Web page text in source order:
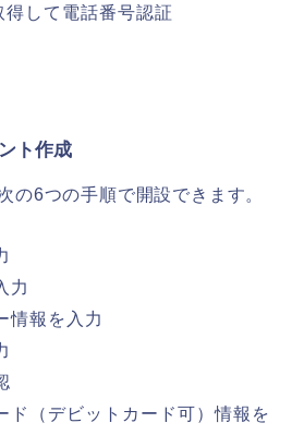
得して電話番号認証
ト作成
の6つの手順で開設できます。
力
情報を入力
ド（デビットカード可）情報を